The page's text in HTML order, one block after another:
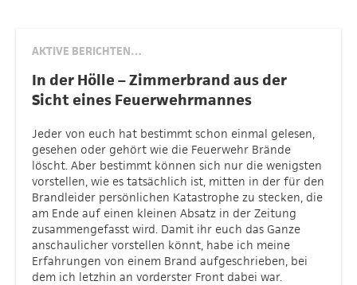
AKTIVE BERICHTEN…
In der Hölle – Zimmerbrand aus der
Sicht eines Feuerwehrmannes
Jeder von euch hat bestimmt schon einmal gelesen,
gesehen oder gehört wie die Feuerwehr Brände
löscht. Aber bestimmt können sich nur die wenigsten
vorstellen, wie es tatsächlich ist, mitten in der für den
Brandleider persönlichen Katastrophe zu stecken, die
am Ende auf einen kleinen Absatz in der Zeitung
zusammengefasst wird. Damit ihr euch das Ganze
anschaulicher vorstellen könnt, habe ich meine
Erfahrungen von einem Brand aufgeschrieben, bei
dem ich letzhin an vorderster Front dabei war.